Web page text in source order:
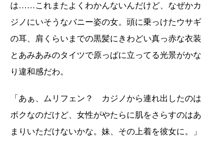
は……これまたよくわかんないんだけど、なぜかカ
ジノにいそうなバニー姿の女。頭に乗っけたウサギ
の耳、肩くらいまでの黒髪にきわどい真っ赤な衣装
とあみあみのタイツで原っぱに立ってる光景がかな
り違和感だわ。
「あぁ、ムリフェン？ カジノから連れ出したのは
ボクなのだけど、女性がやたらに肌をさらすのはあ
まりいただけないかな。妹、その上着を彼女に。」